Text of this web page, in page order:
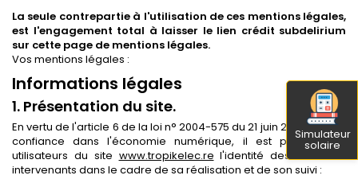
La seule contrepartie à l'utilisation de ces mentions légales,
est l'engagement total à laisser le lien crédit subdelirium
sur cette page de mentions légales.
Vos mentions légales :
Informations légales
1. Présentation du site.
En vertu de l'article 6 de la loi n° 2004-575 du 21 juin 2004 pour la
confiance dans l'économie numérique, il est précisé aux
utilisateurs du site www.tropikelec.re l'identité des différents
intervenants dans le cadre de sa réalisation et de son suivi :
Simulateur
solaire